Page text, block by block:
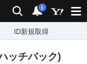
検索 通知
i
ID新規取得
ッチバック)